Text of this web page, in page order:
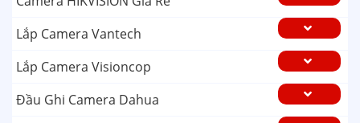
Lắp Camera Vantech
Lắp Camera Visioncop
Đầu Ghi Camera Dahua